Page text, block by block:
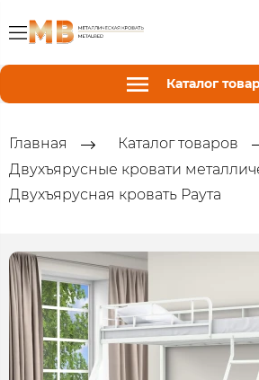
Каталог
Главная
Каталог товаров
Двухъярусные кровати
Двухъярусная кровать Раута